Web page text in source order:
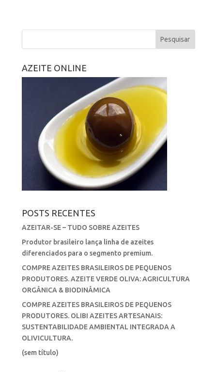
AZEITE ONLINE
POSTS RECENTES
AZEITAR-SE – TUDO SOBRE AZEITES
Produtor brasileiro lança linha de azeites
diferenciados para o segmento premium.
COMPRE AZEITES BRASILEIROS DE PEQUENOS
PRODUTORES. AZEITE VERDE OLIVA: AGRICULTURA
ORGÂNICA & BIODINÂMICA
COMPRE AZEITES BRASILEIROS DE PEQUENOS
PRODUTORES. OLIBI AZEITES ARTESANAIS:
SUSTENTABILIDADE AMBIENTAL INTEGRADA A
OLIVICULTURA.
(sem título)